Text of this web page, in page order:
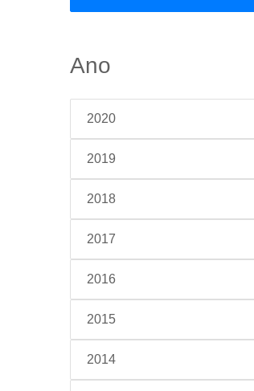
Ano
2020
2019
2018
2017
2016
2015
2014